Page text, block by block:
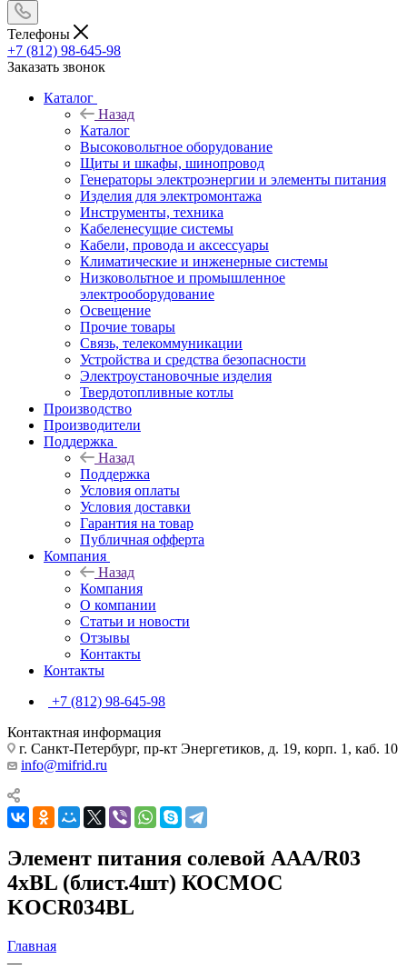
Телефоны
+7 (812) 98-645-98
Заказать звонок
Каталог
Назад
Каталог
Высоковольтное оборудование
Щиты и шкафы, шинопровод
Генераторы электроэнергии и элементы питания
Изделия для электромонтажа
Инструменты, техника
Кабеленесущие системы
Кабели, провода и аксессуары
Климатические и инженерные системы
Низковольтное и промышленное
электрооборудование
Освещение
Прочие товары
Связь, телекоммуникации
Устройства и средства безопасности
Электроустановочные изделия
Твердотопливные котлы
Производство
Производители
Поддержка
Назад
Поддержка
Условия оплаты
Условия доставки
Гарантия на товар
Публичная офферта
Компания
Назад
Компания
О компании
Статьи и новости
Отзывы
Контакты
Контакты
+7 (812) 98-645-98
Контактная информация
г. Санкт-Петербург, пр-кт Энергетиков, д. 19, корп. 1, каб. 10
info@mifrid.ru
Элемент питания солевой AAA/R03
4хBL (блист.4шт) КОСМОС
KOCR034BL
Главная
—